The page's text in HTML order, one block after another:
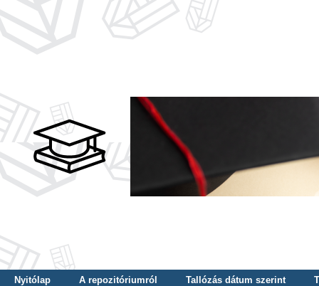
Nyitólap A repozitóriumról Tallózás dátum szerint